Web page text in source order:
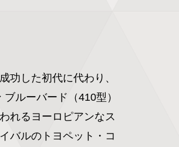
功した初代に代わり、
ルーバード（410型）
れるヨーロピアンなス
バルのトヨペット・コ